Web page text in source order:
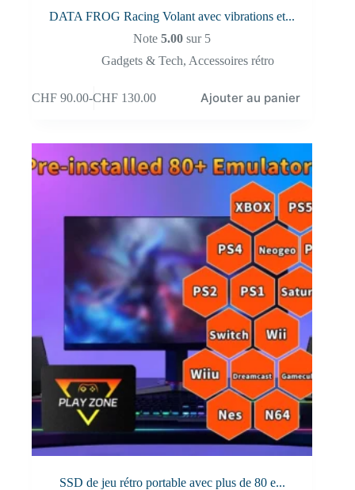
DATA FROG Racing Volant avec vibrations et...
Note5.00 sur 5
Gadgets & Tech,Accessoires rétro
CHF 90.00-CHF 130.00 Ajouter au panier
SSD de jeu rétro portable avec plus de 80 e...